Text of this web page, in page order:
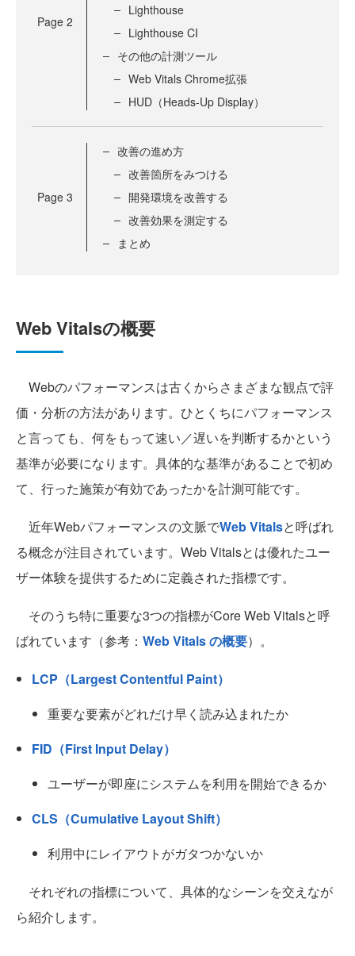
Page 2
Lighthouse
Lighthouse CI
その他の計測ツール
Web Vitals Chrome拡張
HUD（Heads-Up Display）
Page 3
改善の進め方
改善箇所をみつける
開発環境を改善する
改善効果を測定する
まとめ
Web Vitalsの概要
Webのパフォーマンスは古くからさまざまな観点で評
価・分析の方法があります。ひとくちにパフォーマンス
と言っても、何をもって速い／遅いを判断するかという
基準が必要になります。具体的な基準があることで初め
て、行った施策が有効であったかを計測可能です。
近年Webパフォーマンスの文脈でWeb Vitalsと呼ばれ
る概念が注目されています。Web Vitalsとは優れたユー
ザー体験を提供するために定義された指標です。
そのうち特に重要な3つの指標がCore Web Vitalsと呼
ばれています（参考： Web Vitals の概要）。
LCP（Largest Contentful Paint）
重要な要素がどれだけ早く読み込まれたか
FID（First Input Delay）
ユーザーが即座にシステムを利用を開始できるか
CLS（Cumulative Layout Shift）
利用中にレイアウトがガタつかないか
それぞれの指標について、具体的なシーンを交えなが
ら紹介します。